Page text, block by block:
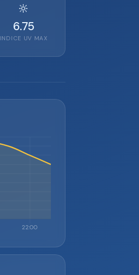
🔆
6.75
INDICE UV MAX